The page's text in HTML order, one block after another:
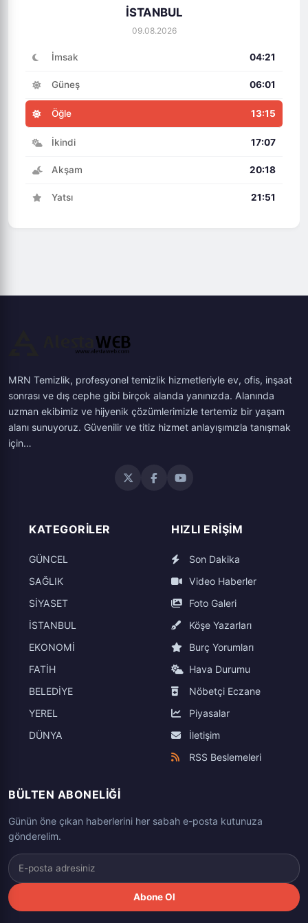
İSTANBUL
09.08.2026
İmsak 04:21
Güneş 06:01
Öğle 13:15
İkindi 17:07
Akşam 20:18
Yatsı 21:51
MRN Temizlik, profesyonel temizlik hizmetleriyle ev, ofis, inşaat
sonrası ve dış cephe gibi birçok alanda yanınızda. Alanında
uzman ekibimiz ve hijyenik çözümlerimizle tertemiz bir yaşam
alanı sunuyoruz. Güvenilir ve titiz hizmet anlayışımızla tanışmak
için…
KATEGORILER
GÜNCEL
SAĞLIK
SİYASET
İSTANBUL
EKONOMİ
FATİH
BELEDİYE
YEREL
DÜNYA
HIZLI ERIŞIM
Son Dakika
Video Haberler
Foto Galeri
Köşe Yazarları
Burç Yorumları
Hava Durumu
Nöbetçi Eczane
Piyasalar
İletişim
RSS Beslemeleri
BÜLTEN ABONELIĞI
Günün öne çıkan haberlerini her sabah e-posta kutunuza
gönderelim.
Abone Ol